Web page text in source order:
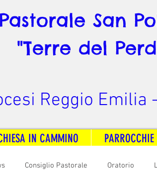
San
"Terre del
Reggio Emilia
IN CAMMINO PARROCCHIE
Consiglio Pastorale Oratorio